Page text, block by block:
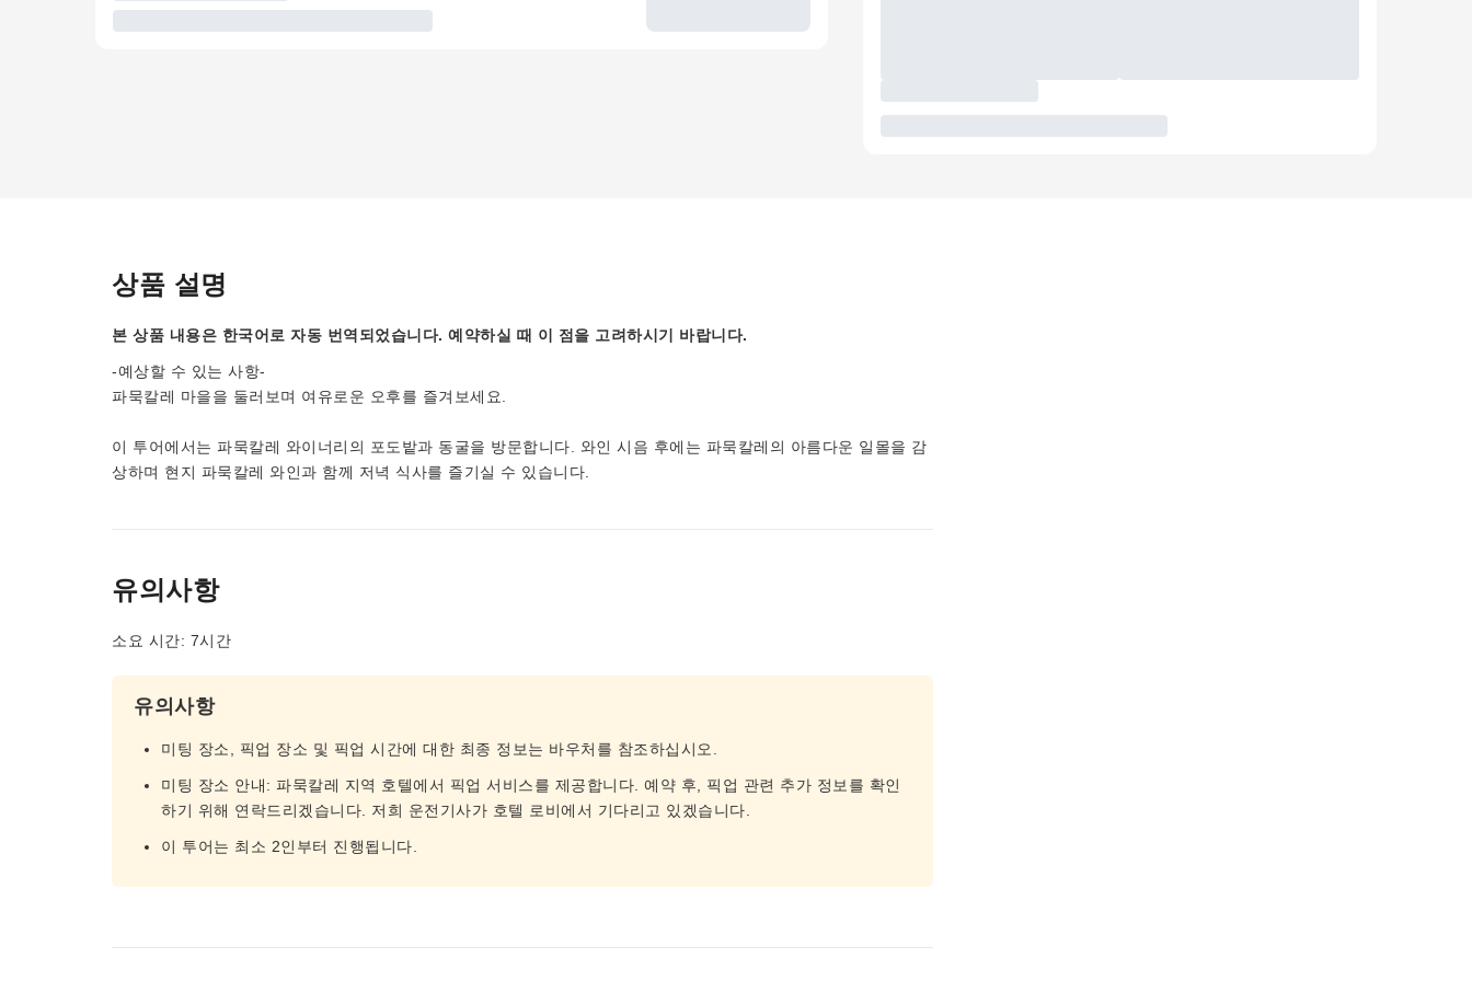
상품 설명
본 상품 내용은 한국어로 자동 번역되었습니다. 예약하실 때 이 점을 고려하시기 바랍니다.
-예상할 수 있는 사항-
파묵칼레 마을을 둘러보며 여유로운 오후를 즐겨보세요.
이 투어에서는 파묵칼레 와이너리의 포도밭과 동굴을 방문합니다. 와인 시음 후에는 파묵칼레의 아름다운 일몰을 감
상하며 현지 파묵칼레 와인과 함께 저녁 식사를 즐기실 수 있습니다.
유의사항
소요 시간: 7시간
유의사항
미팅 장소, 픽업 장소 및 픽업 시간에 대한 최종 정보는 바우처를 참조하십시오.
미팅 장소 안내: 파묵칼레 지역 호텔에서 픽업 서비스를 제공합니다. 예약 후, 픽업 관련 추가 정보를 확인
하기 위해 연락드리겠습니다. 저희 운전기사가 호텔 로비에서 기다리고 있겠습니다.
이 투어는 최소 2인부터 진행됩니다.